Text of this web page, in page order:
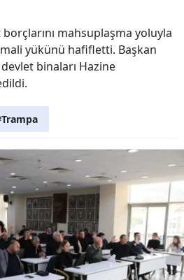
mahsuplaşma yoluyla
yükünü hafifletti. Başkan
binaları Hazine